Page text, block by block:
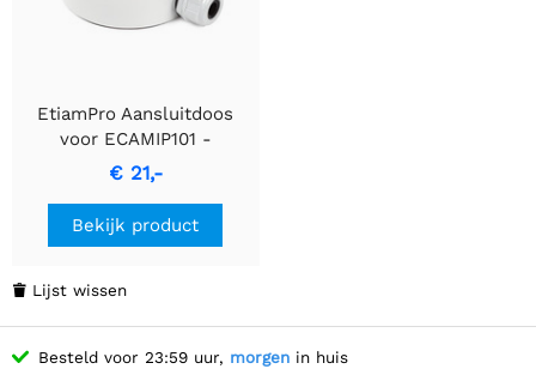
EtiamPro Aansluitdoos
voor ECAMIP101 -
Naadloze
Connectiviteitsoplossing
€ 21,-
Bekijk product
 Lijst wissen
Besteld voor 23:59 uur, morgen in huis